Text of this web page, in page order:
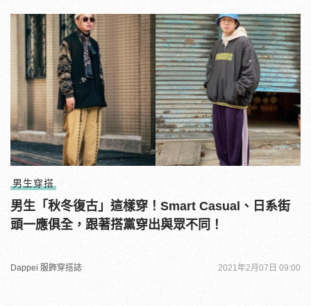
男生穿搭
男生「秋冬復古」這樣穿！Smart Casual、日系街
頭一應俱全，跟著搭黨穿出與眾不同！
Dappei 服飾穿搭誌 2021年2月07日 09:00